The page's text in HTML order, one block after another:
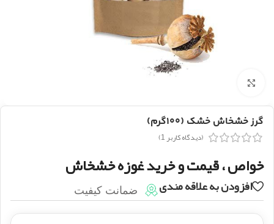
گرز خشخاش خشک (۱۰۰گرم)
(دیدگاه کاربر 1
)
خواص ، قیمت و خرید غوزه خشخاش
افزودن به علاقه مندی ضمانت کیفیت